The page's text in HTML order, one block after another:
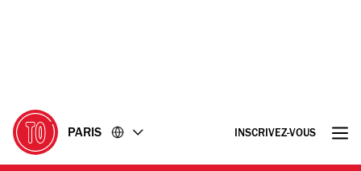
PARIS INSCRIVEZ-VOUS